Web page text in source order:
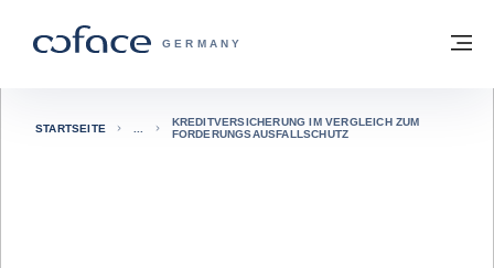
COFACE FOR TRADE - WEBSEITE DER
GERMANY
Zurück zur Startseite
STARTSEITE
KREDITVERSICHERUNG IM VERGLEICH ZUM
FORDERUNGSAUSFALLSCHUTZ